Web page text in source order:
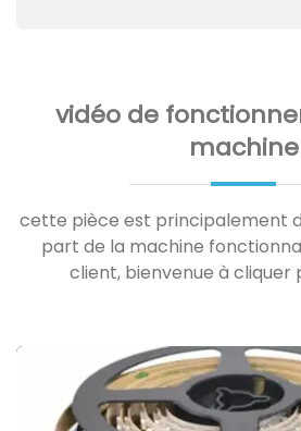
vidéo de
machine
cette pièce est principalement
part de la machine
client, bienvenue à cliquer
Video